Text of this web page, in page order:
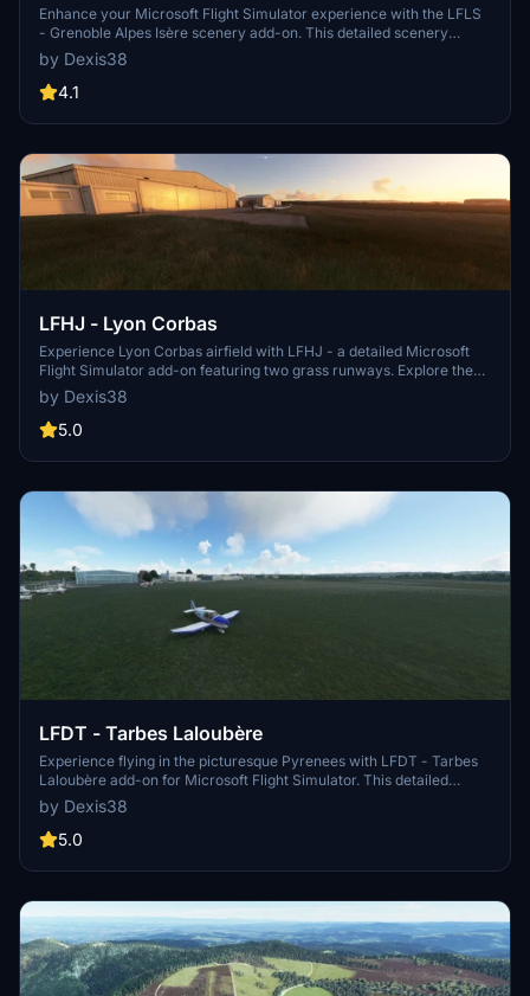
Enhance your Microsoft Flight Simulator experience with the LFLS
- Grenoble Alpes Isère scenery add-on. This detailed scenery
includes the Grenoble airport, the largest in the department,
featuring 2 runways for your flying enjoyment. With technical
challenges like managing frequent north/south winds, this scenery
schools like ENAC and AERALP. Explore the reworked airport with
realistic flight experience.
by Dexis38
4.1
LFHJ - Lyon Corbas
Experience Lyon Corbas airfield with LFHJ - a detailed Microsoft
Flight Simulator add-on featuring two grass runways. Explore the
southern outskirts of Lyon with this authentic recreation utilizing
generic F2020 buildings. Version 1.2 includes enhanced scenery
details and updated runway markings. Make your virtual flights
by Dexis38
5.0
LFDT - Tarbes Laloubère
Experience flying in the picturesque Pyrenees with LFDT - Tarbes
Laloubère add-on for Microsoft Flight Simulator. This detailed
creation features two grass runways nestled at the foot of the
stunning mountain range in Tarbes. Explore the aérodrome
dedicated to aéroclub Bigorre and HWings Aviation, complete with
scenery by placing the uncompressed ZIP file in your Community
by Dexis38
5.0